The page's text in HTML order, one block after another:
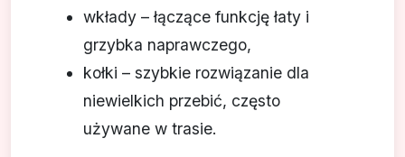
wkłady – łączące funkcję łaty i
grzybka naprawczego,
kołki – szybkie rozwiązanie dla
niewielkich przebić, często
używane w trasie.